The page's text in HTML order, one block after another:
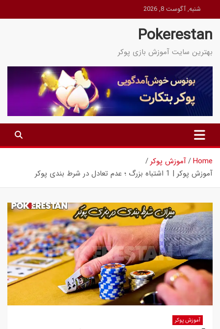
to
content
شنبه, آگوست 8, 2026
Pokerestan
بهترین سایت آموزش بازی پوکر
Home آموزش پوکر
آموزش پوکر | 1 اشتباه بزرگ ؛ عدم تعادل در شرط بندی پوکر
آموزش پوکر